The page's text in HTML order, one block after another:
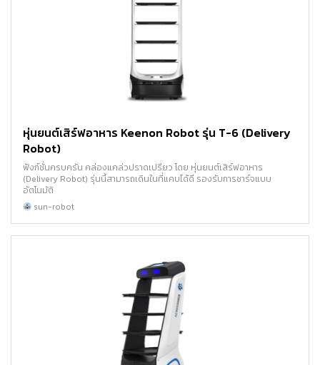
หุ่นยนต์เสิร์ฟอาหาร Keenon Robot รุ่น T-6 (Delivery
Robot)
ฟังก์ชั่นครบครัน คล่องแคล่วปราดเปรียว โดย หุ่นยนต์เสิร์ฟอาหาร
(Delivery Robot) รุ่นนี้สามารถเดินในที่แคบได้ดี รองรับการชาร์จแบบ
อัตโนมัติ
sun-robot